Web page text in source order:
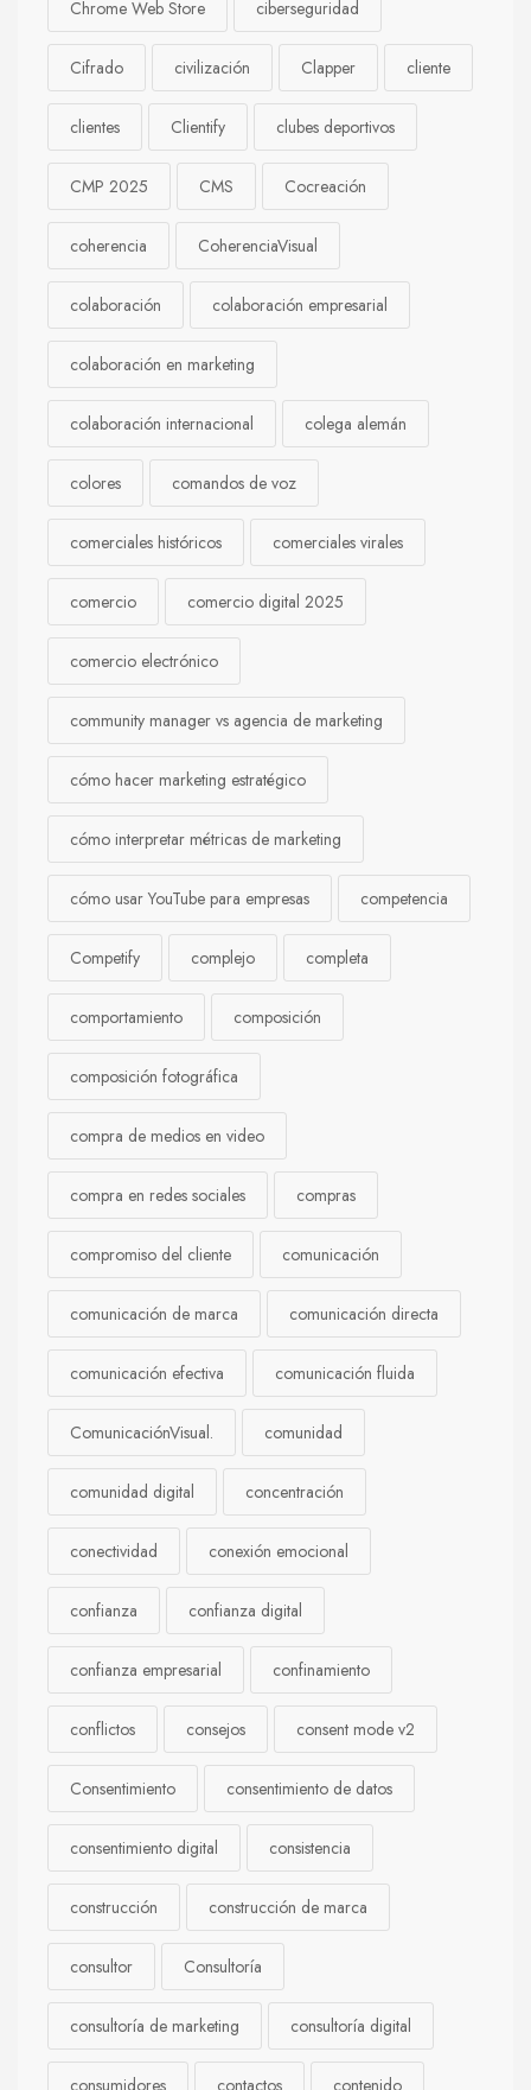
Chrome Web Store ciberseguridad
Cifrado civilización Clapper cliente
clientes Clientify clubes deportivos
CMP 2025 CMS Cocreación
coherencia CoherenciaVisual
colaboración colaboración empresarial
colaboración en marketing
colaboración internacional colega alemán
colores comandos de voz
comerciales históricos comerciales virales
comercio comercio digital 2025
comercio electrónico
community manager vs agencia de marketing
cómo hacer marketing estratégico
cómo interpretar métricas de marketing
cómo usar YouTube para empresas competencia
Competify complejo completa
comportamiento composición
composición fotográfica
compra de medios en video
compra en redes sociales compras
compromiso del cliente comunicación
comunicación de marca comunicación directa
comunicación efectiva comunicación fluida
ComunicaciónVisual. comunidad
comunidad digital concentración
conectividad conexión emocional
confianza confianza digital
confianza empresarial confinamiento
conflictos consejos consent mode v2
Consentimiento consentimiento de datos
consentimiento digital consistencia
construcción construcción de marca
consultor Consultoría
consultoría de marketing consultoría digital
consumidores contactos contenido